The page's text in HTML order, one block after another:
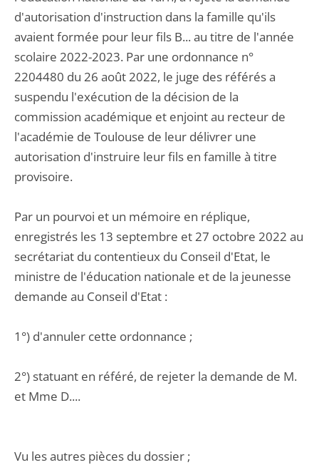
d'autorisation d'instruction dans la famille qu'ils
avaient formée pour leur fils B... au titre de l'année
scolaire 2022-2023. Par une ordonnance n°
2204480 du 26 août 2022, le juge des référés a
suspendu l'exécution de la décision de la
commission académique et enjoint au recteur de
l'académie de Toulouse de leur délivrer une
autorisation d'instruire leur fils en famille à titre
provisoire.
Par un pourvoi et un mémoire en réplique,
enregistrés les 13 septembre et 27 octobre 2022 au
secrétariat du contentieux du Conseil d'Etat, le
ministre de l'éducation nationale et de la jeunesse
demande au Conseil d'Etat :
1°) d'annuler cette ordonnance ;
2°) statuant en référé, de rejeter la demande de M.
et Mme D....
Vu les autres pièces du dossier ;